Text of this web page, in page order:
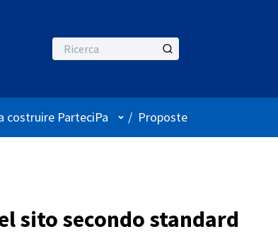
costruire ParteciPa Menù utente
/ Proposte
sito secondo standard